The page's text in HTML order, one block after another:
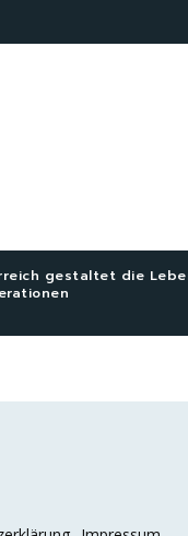
gestaltet die